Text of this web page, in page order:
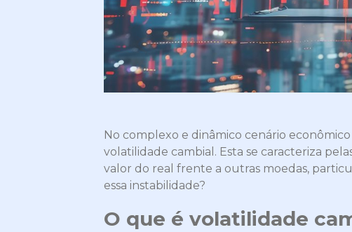
No complexo e dinâmico cenário
volatilidade cambial. Esta se caracteriza
valor do real frente a outras moedas,
essa instabilidade?
O que é volatilidade